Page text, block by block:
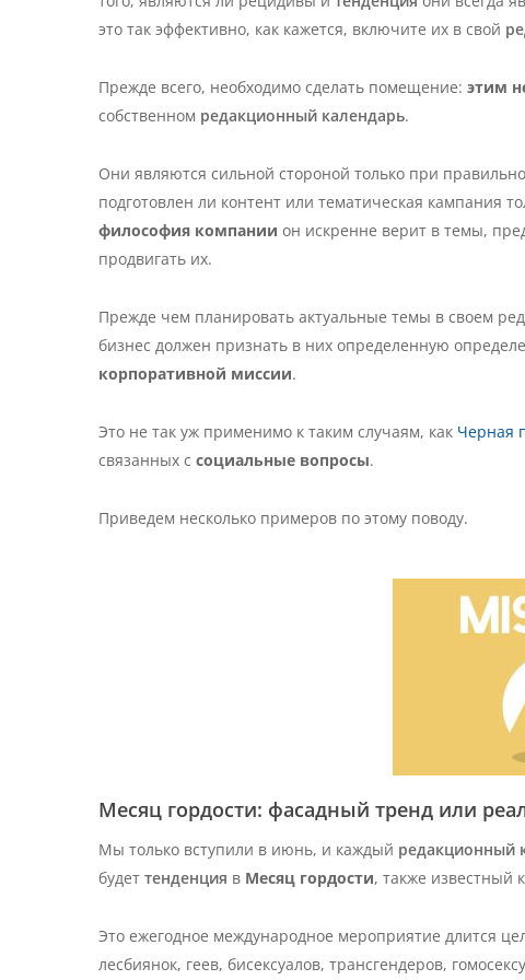
это так эффективно, как кажется, включите их в свой
Прежде всего, необходимо сделать помещение: этим
собственном редакционный календарь.
Они являются сильной стороной только при
подготовлен ли контент или тематическая кампания
философия компании он искренне верит в темы,
продвигать их.
Прежде чем планировать актуальные темы в своем
бизнес должен признать в них определенную
корпоративной миссии.
Это не так уж применимо к таким случаям, как Черная
связанных с социальные вопросы.
Приведем несколько примеров по этому поводу.
Месяц гордости: фасадный тренд или
Мы только вступили в июнь, и каждый редакционный
будет тенденция в Месяц гордости, также известный
Это ежегодное международное мероприятие длится
лесбиянок, геев, бисексуалов, трансгендеров,